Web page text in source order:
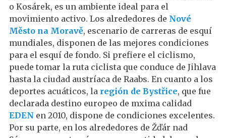
o Kosárek, es un ambiente ideal para el
movimiento activo. Los alrededores de Nové
Město na Moravě, escenario de carreras de esquí
mundiales, disponen de las mejores condiciones
para el esquí de fondo. Si prefiere el ciclismo,
puede tomar la ruta ciclista que conduce de Jihlava
hasta la ciudad austríaca de Raabs. En cuanto a los
deportes acuáticos, la región de Bystřice, que fue
declarada destino europeo de mxima calidad
EDEN en 2010, dispone de condiciones excelentes.
Por su parte, en los alrededores de Žďár nad